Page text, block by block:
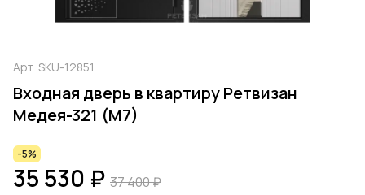
Арт. SKU-12851
Входная дверь в квартиру Ретвизан
Медея-321 (М7)
-5%
35 530 ₽ 37 400 ₽